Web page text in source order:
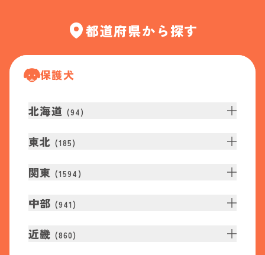
都道府県から探す
保護犬
北海道 (94)
東北 (185)
関東 (1594 )
中部 (941 )
近畿 (860)